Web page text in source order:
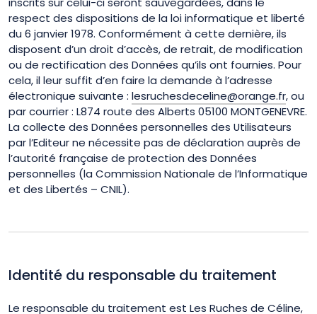
respect des dispositions de la loi informatique et liberté
du 6 janvier 1978. Conformément à cette dernière, ils
disposent d’un droit d’accès, de retrait, de modification
ou de rectification des Données qu’ils ont fournies. Pour
cela, il leur suffit d’en faire la demande à l’adresse
électronique suivante : lesruchesdeceline@orange.fr, ou
par courrier : L874 route des Alberts 05100 MONTGENEVRE.
La collecte des Données personnelles des Utilisateurs
par l’Editeur ne nécessite pas de déclaration auprès de
l’autorité française de protection des Données
personnelles (la Commission Nationale de l’Informatique
et des Libertés – CNIL).
Identité du responsable du traitement
Le responsable du traitement est Les Ruches de Céline,